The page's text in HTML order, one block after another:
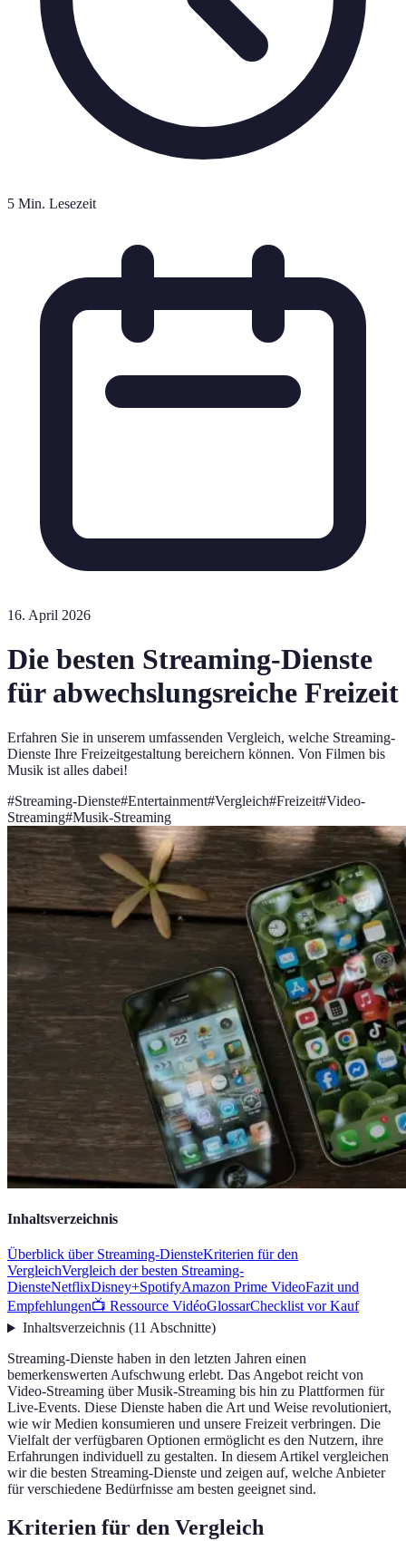
5 Min. Lesezeit
16. April 2026
Die besten Streaming-Dienste
für abwechslungsreiche Freizeit
Erfahren Sie in unserem umfassenden Vergleich, welche Streaming-
Dienste Ihre Freizeitgestaltung bereichern können. Von Filmen bis
Musik ist alles dabei!
#Streaming-Dienste#Entertainment#Vergleich#Freizeit#Video-
Streaming#Musik-Streaming
Inhaltsverzeichnis
Überblick über Streaming-DiensteKriterien für den
VergleichVergleich der besten Streaming-
DiensteNetflixDisney+SpotifyAmazon Prime VideoFazit und
Empfehlungen📺 Ressource VidéoGlossarChecklist vor Kauf
Inhaltsverzeichnis(11 Abschnitte)
Streaming-Dienste haben in den letzten Jahren einen
bemerkenswerten Aufschwung erlebt. Das Angebot reicht von
Video-Streaming über Musik-Streaming bis hin zu Plattformen für
Live-Events. Diese Dienste haben die Art und Weise revolutioniert,
wie wir Medien konsumieren und unsere Freizeit verbringen. Die
Vielfalt der verfügbaren Optionen ermöglicht es den Nutzern, ihre
Erfahrungen individuell zu gestalten. In diesem Artikel vergleichen
wir die besten Streaming-Dienste und zeigen auf, welche Anbieter
für verschiedene Bedürfnisse am besten geeignet sind.
Kriterien für den Vergleich